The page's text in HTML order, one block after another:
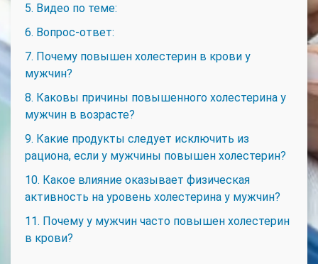
5. Видео по теме:
6. Вопрос-ответ:
7. Почему повышен холестерин в крови у
мужчин?
8. Каковы причины повышенного холестерина у
мужчин в возрасте?
9. Какие продукты следует исключить из
рациона, если у мужчины повышен холестерин?
10. Какое влияние оказывает физическая
активность на уровень холестерина у мужчин?
11. Почему у мужчин часто повышен холестерин
в крови?